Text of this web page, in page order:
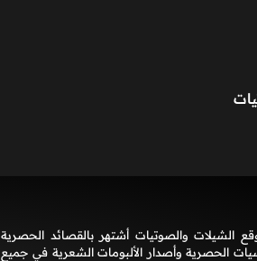
الشيلات والصوتيات أشتهر بالقصائد الحصرية
الحصرية وأصدار الألبومات الشعرية في جميع